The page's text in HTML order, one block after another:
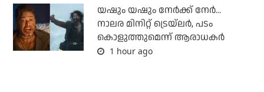
യഷും യഷും നേര്‍ക്ക് നേര്‍...
നാലര മിനിറ്റ് ട്രെയ്‌ലര്‍, പടം
കൊളുത്തുമെന്ന് ആരാധകര്‍
1 hour ago